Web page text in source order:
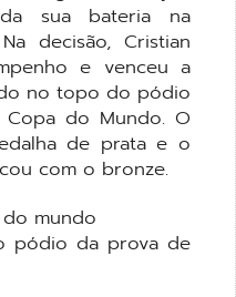
sua bateria na
decisão, Cristian
e venceu a
no topo do pódio
Copa do Mundo. O
de prata e o
com o bronze.
pódio da prova de